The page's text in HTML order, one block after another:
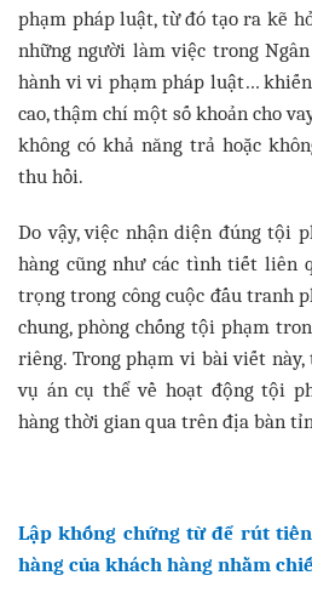
phạm pháp luật, từ đó tạo ra kẽ
những người làm việc trong
hành vi vi phạm pháp luật…
cao, thậm chí một số khoản cho
không có khả năng trả hoặc
thu hồi.
Do vậy, việc nhận diện đúng tội
hàng cũng như các tình tiết liên
trọng trong công cuộc đấu tranh
chung, phòng chống tội phạm
riêng. Trong phạm vi bài viết
vụ án cụ thể về hoạt động tội
hàng thời gian qua trên địa bàn
Lập khống chứng từ để rút
hàng của khách hàng nhằm